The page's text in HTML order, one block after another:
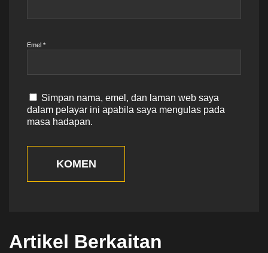
Emel *
Simpan nama, emel, dan laman web saya
dalam pelayar ini apabila saya mengulas pada
masa hadapan.
KOMEN
Artikel Berkaitan